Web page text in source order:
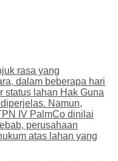
rasa yang
dalam beberapa hari
status lahan Hak Guna
Namun,
IV PalmCo dinilai
perusahaan
atas lahan yang